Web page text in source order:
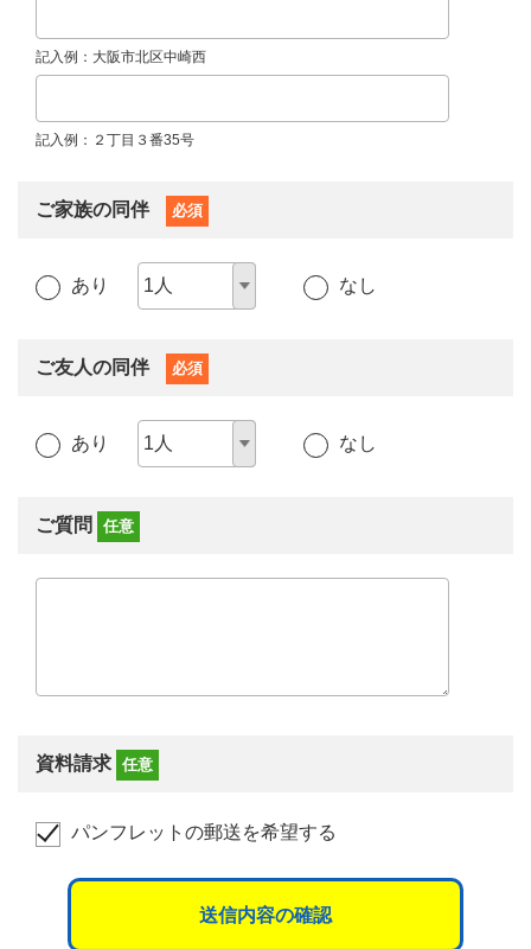
記入例：大阪市北区中崎西
記入例：２丁目３番35号
ご家族の同伴 必須
あり なし
ご友人の同伴 必須
あり なし
ご質問 任意
資料請求 任意
パンフレットの郵送を希望する
送信内容の確認